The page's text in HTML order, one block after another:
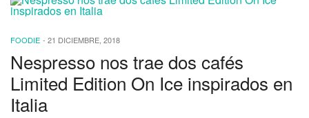
FOODIE - 21 DICIEMBRE, 2018
Nespresso nos trae dos cafés
Limited Edition On Ice inspirados en
Italia